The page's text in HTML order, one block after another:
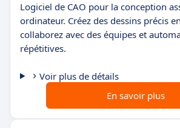
Logiciel de CAO pour la conception
ordinateur. Créez des dessins précis
collaborez avec des équipes et
répétitives.
Voir plus de détails
En savoir plus